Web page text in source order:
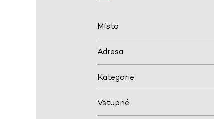
Místo
Adresa
Kategorie
Vstupné